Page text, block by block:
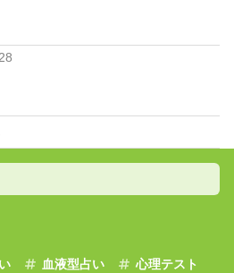
血液型占い 心理テスト